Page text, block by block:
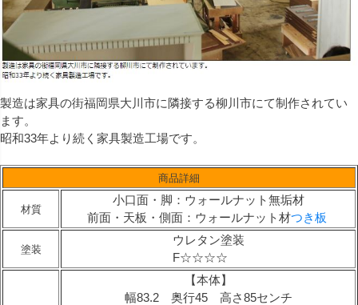
製造は家具の街福岡県大川市に隣接する柳川市にて制作されてい
ます。
昭和33年より続く家具製造工場です。
商品詳細
材質
小口面・脚：ウォールナット無垢材
前面・天板・側面：ウォールナット材つき板
塗装
ウレタン塗装
F☆☆☆☆
【本体】
幅83.2 奥行45 高さ85センチ